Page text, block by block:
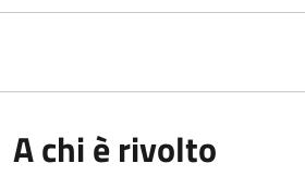
A chi è rivolto